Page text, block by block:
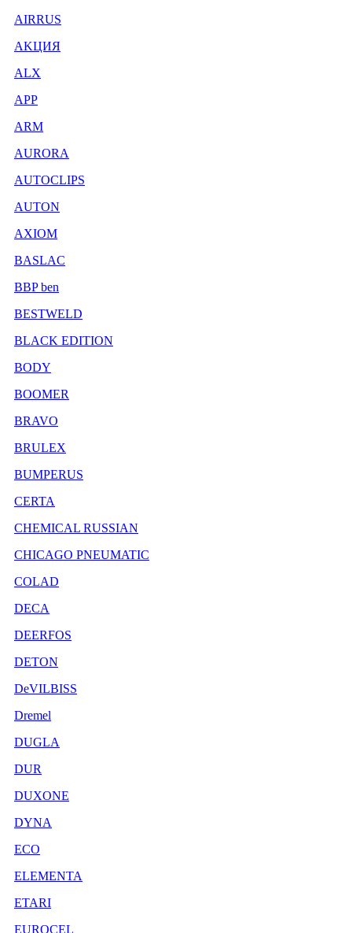
AIRRUS
AKЦИЯ
ALX
APP
ARM
AURORA
AUTOCLIPS
AUTON
AXIOM
BASLAC
BBP ben
BESTWELD
BLACK EDITION
BODY
BOOMER
BRAVO
BRULEX
BUMPERUS
CERTA
CHEMICAL RUSSIAN
CHICAGO PNEUMATIC
COLAD
DECA
DEERFOS
DETON
DeVILBISS
Dremel
DUGLA
DUR
DUXONE
DYNA
ECO
ELEMENTA
ETARI
EUROCEL